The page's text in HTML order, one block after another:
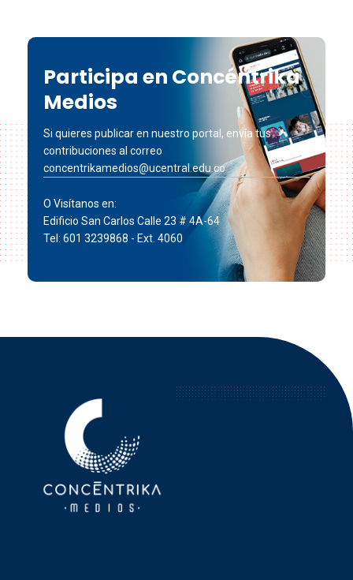
Participa en Concéntrika
Medios
Si quieres publicar en nuestro portal, envía tus
contribuciones al correo
concentrikamedios@ucentral.edu.co
O Visítanos en:
Edificio San Carlos Calle 23 # 4A-64
Tel: 601 3239868 - Ext. 4060